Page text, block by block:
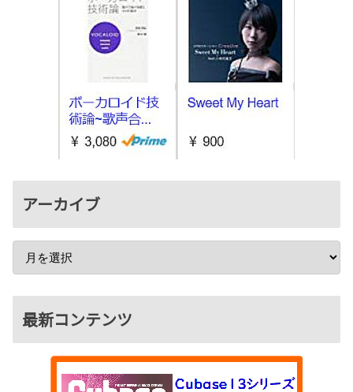
アーカイブ
最新コンテンツ